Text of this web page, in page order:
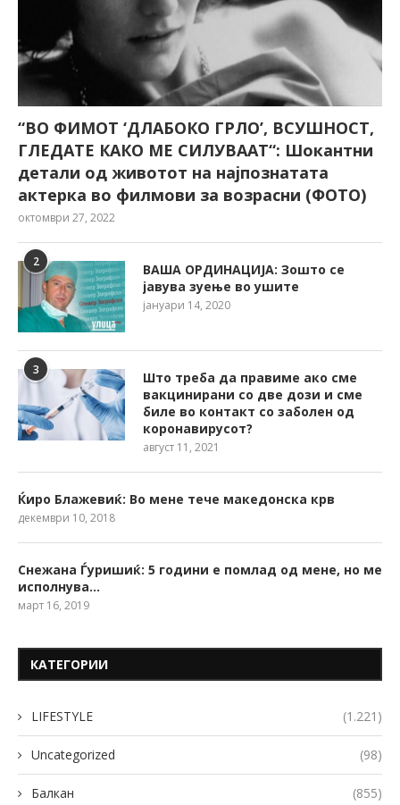
“ВО ФИМОТ ‘ДЛАБОКО ГРЛО’, ВСУШНОСТ,
ГЛЕДАТЕ КАКО МЕ СИЛУВААТ“: Шокантни
детали од животот на најпознатата
актерка во филмови за возрасни (ФОТО)
октомври 27, 2022
2
ВАША ОРДИНАЦИЈА: Зошто се
јавува зуење во ушите
јануари 14, 2020
3
Што треба да правиме ако сме
вакцинирани со две дози и сме
биле во контакт со заболен од
коронавирусот?
август 11, 2021
Ќиро Блажевиќ: Во мене тече македонска крв
декември 10, 2018
Снежана Ѓуришиќ: 5 години е помлад од мене, но ме
исполнува…
март 16, 2019
КАТЕГОРИИ
LIFESTYLE (1.221)
Uncategorized (98)
Балкан (855)